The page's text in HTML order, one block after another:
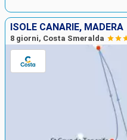
ISOLE CANARIE, MADERA
8 giorni, Costa Smeralda